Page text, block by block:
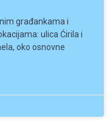
građankama i
ulica Ćirila i
oko osnovne